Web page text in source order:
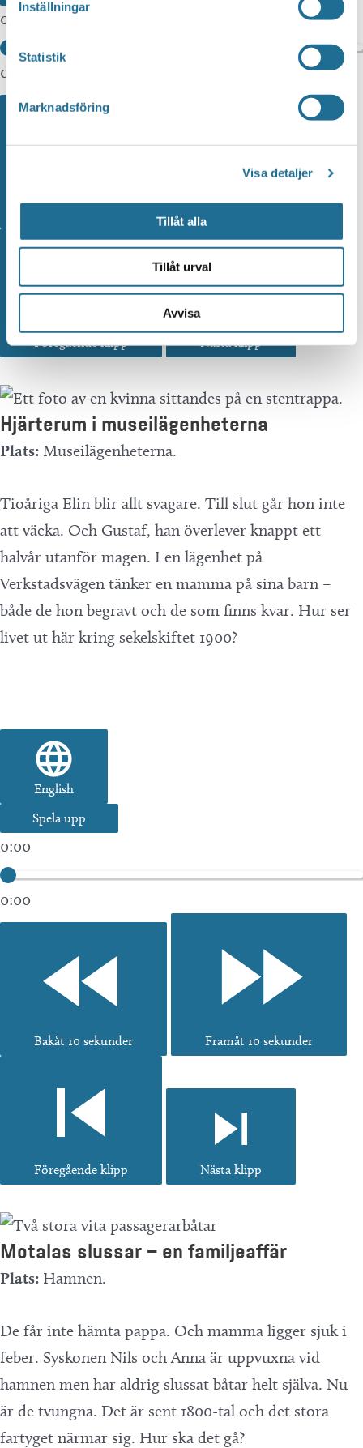
Inställningar
Statistik
Marknadsföring
Visa detaljer
Tillåt alla
Tillåt urval
Avvisa
0:00
0:00
Föregående klipp Nästa klipp
Hjärterum i museilägenheterna
Plats: Museilägenheterna.
Tioåriga Elin blir allt svagare. Till slut går hon inte
att väcka. Och Gustaf, han överlever knappt ett
halvår utanför magen. I en lägenhet på
Verkstadsvägen tänker en mamma på sina barn –
både de hon begravt och de som finns kvar. Hur ser
livet ut här kring sekelskiftet 1900?
English
Spela upp
0:00
0:00
Bakåt 10 sekunder Framåt 10 sekunder
Föregående klipp Nästa klipp
Motalas slussar – en familjeaffär
Plats: Hamnen.
De får inte hämta pappa. Och mamma ligger sjuk i
feber. Syskonen Nils och Anna är uppvuxna vid
hamnen men har aldrig slussat båtar helt själva. Nu
är de tvungna. Det är sent 1800-tal och det stora
fartyget närmar sig. Hur ska det gå?